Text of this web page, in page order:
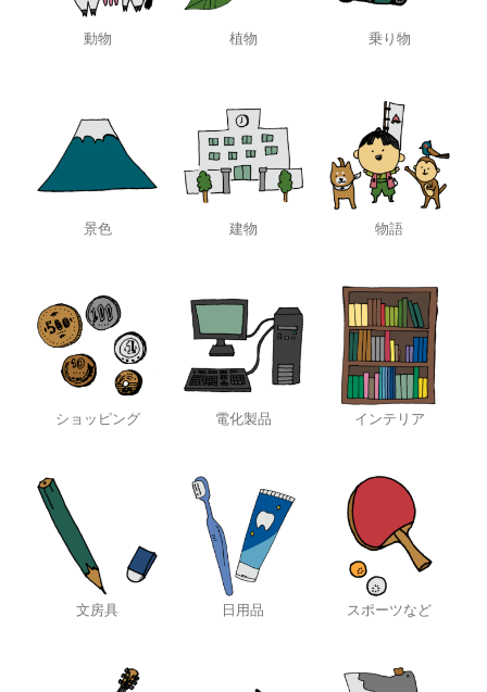
動物 植物 乗り物
景色 建物 物語
ショッピング 電化製品 インテリア
文房具 日用品 スポーツなど